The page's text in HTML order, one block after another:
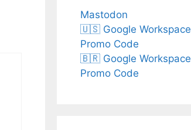
Mastodon
🇺🇸 Google Workspace
Promo Code
🇧🇷 Google Workspace
Promo Code